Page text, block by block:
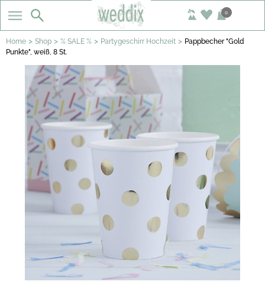
0
Home > Shop > % SALE % > Partygeschirr Hochzeit > Pappbecher "Gold
Punkte", weiß, 8 St.